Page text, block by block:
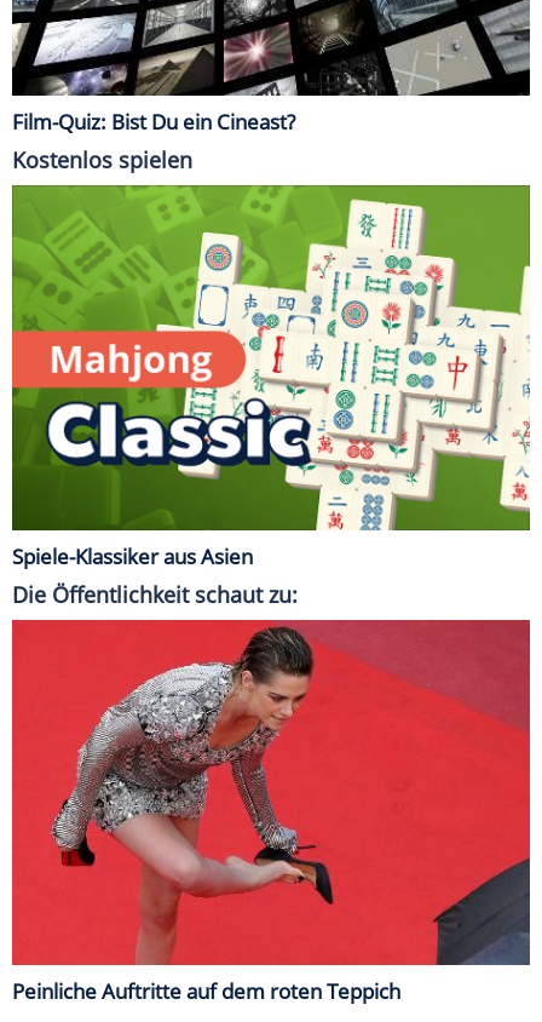
Film-Quiz: Bist Du ein Cineast?
Kostenlos spielen
Spiele-Klassiker aus Asien
Die Öffentlichkeit schaut zu:
Peinliche Auftritte auf dem roten Teppich